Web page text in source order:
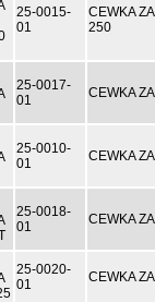
25-0015-
01
CEWKA
250
25-0017-
01
CEWKA
25-0010-
01
CEWKA
25-0018-
01
CEWKA
25-0020-
01
CEWKA